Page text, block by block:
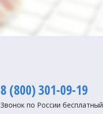
8 (800) 301-09-19
Звонок по России бесплатный